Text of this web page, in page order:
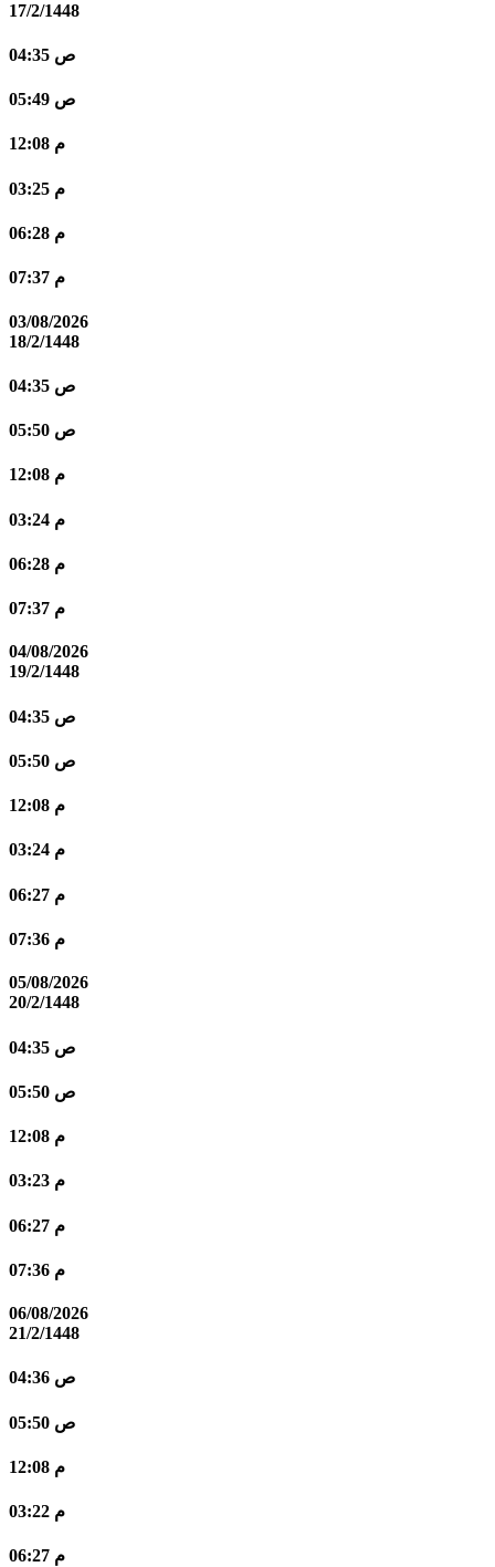
17/2/1448
04:35 ص
05:49 ص
12:08 م
03:25 م
06:28 م
07:37 م
03/08/2026
18/2/1448
04:35 ص
05:50 ص
12:08 م
03:24 م
06:28 م
07:37 م
04/08/2026
19/2/1448
04:35 ص
05:50 ص
12:08 م
03:24 م
06:27 م
07:36 م
05/08/2026
20/2/1448
04:35 ص
05:50 ص
12:08 م
03:23 م
06:27 م
07:36 م
06/08/2026
21/2/1448
04:36 ص
05:50 ص
12:08 م
03:22 م
06:27 م